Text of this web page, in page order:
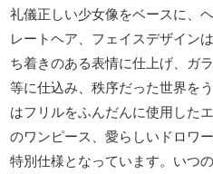
礼儀正しい少女像をベースに、
レートヘア、フェイスデザイン
ち着きのある表情に仕上げ、ガ
等に仕込み、秩序だった世界を
はフリルをふんだんに使用した
のワンピース、愛らしいドロワ
特別仕様となっています。いつ